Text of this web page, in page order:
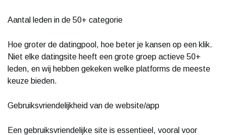
Aantal leden in de 50+ categorie
Hoe groter de datingpool, hoe beter je kansen op een klik.
Niet elke datingsite heeft een grote groep actieve 50+
leden, en wij hebben gekeken welke platforms de meeste
keuze bieden.
Gebruiksvriendelijkheid van de website/app
Een gebruiksvriendelijke site is essentieel, vooral voor